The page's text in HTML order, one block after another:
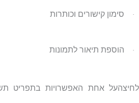
· סימון קישורים וכותרות
· הוספת תיאור לתמונות
לחיצהעל אחת האפשרויות בתפריט